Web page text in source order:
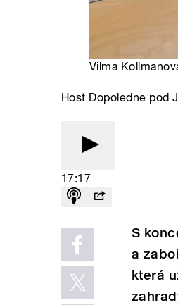
Vilma
Host Dopoledne pod
17:17
S
a
která